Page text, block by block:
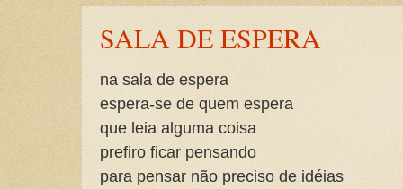
SALA DE ESPERA
na sala de espera
espera-se de quem espera
que leia alguma coisa
prefiro ficar pensando
para pensar não preciso de idéias